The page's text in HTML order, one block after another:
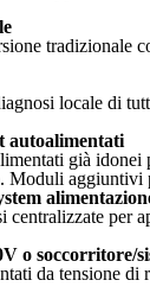
tradizionale
locale di
autoalimentati
già idonei
Moduli
centralizzate per
o soccorritore/
da tensione